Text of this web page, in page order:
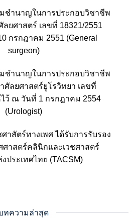
ชำนาญในการประกอบวิชาชีพ
ลยศาสตร์ เลขที่ 18321/2551
กรกฎาคม 2551 (General
surgeon)
ชำนาญในการประกอบวิชาชีพ
ศัลยศาสตร์ยูโรวิทยา เลขที่
ไว้ ณ วันที่ 1 กรกฎาคม 2554
(Urologist)
าสัตร์ทางเพศ ได้รับการรับรอง
ศาสตร์คลินิกและเวชศาสตร์
ประเทศไทย (TACSM)
ทความล่าสุด